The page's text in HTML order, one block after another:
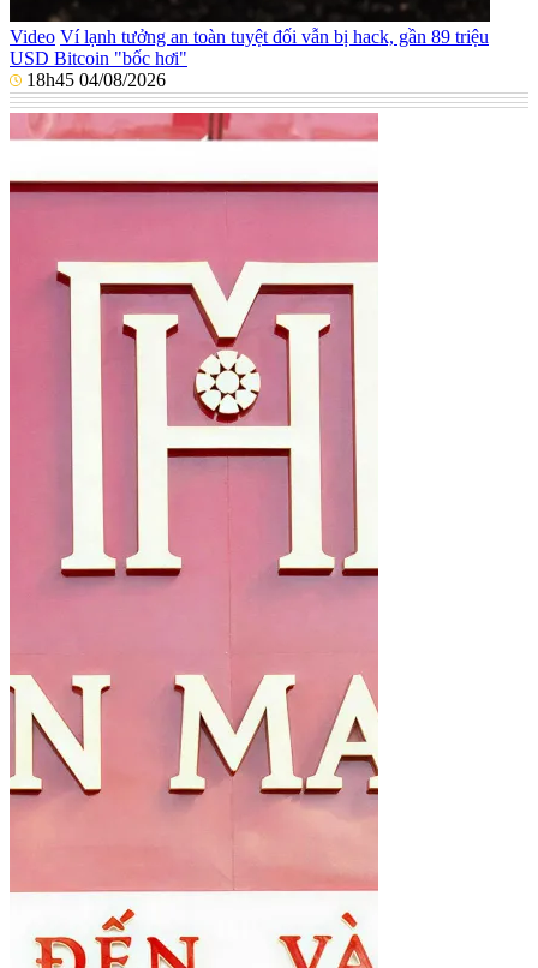
Video Ví lạnh tưởng an toàn tuyệt đối vẫn bị hack, gần 89 triệu
USD Bitcoin "bốc hơi"
18h45 04/08/2026